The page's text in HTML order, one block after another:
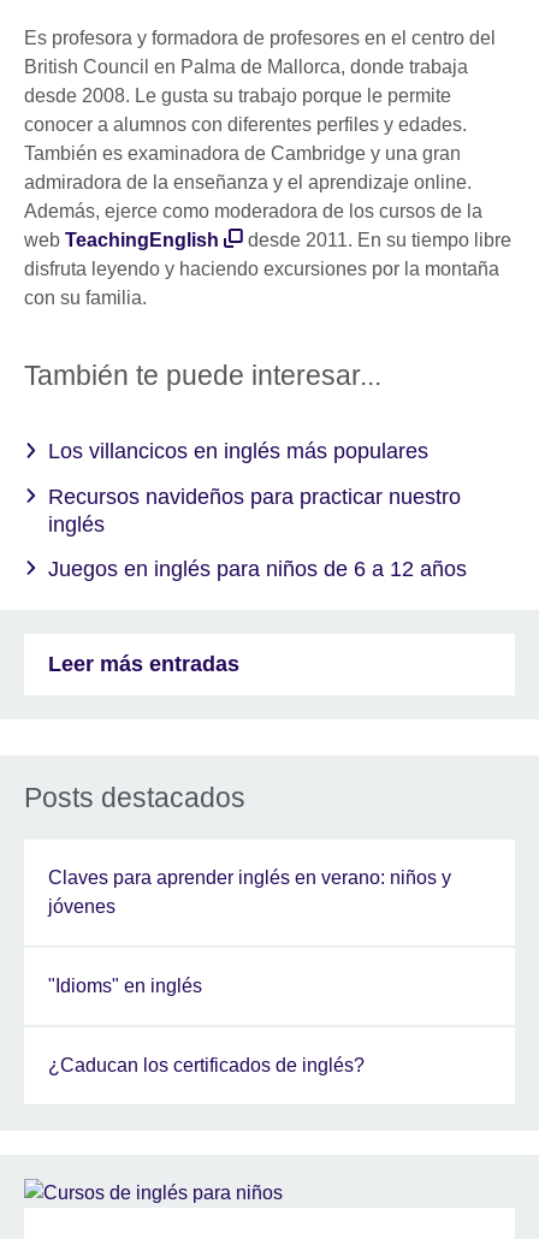
Es profesora y formadora de profesores en el centro del
British Council en Palma de Mallorca, donde trabaja
desde 2008. Le gusta su trabajo porque le permite
conocer a alumnos con diferentes perfiles y edades.
También es examinadora de Cambridge y una gran
admiradora de la enseñanza y el aprendizaje online.
Además, ejerce como moderadora de los cursos de la
web TeachingEnglish
desde 2011. En su tiempo libre
disfruta leyendo y haciendo excursiones por la montaña
con su familia.
También te puede interesar...
Los villancicos en inglés más populares
Recursos navideños para practicar nuestro
inglés
Juegos en inglés para niños de 6 a 12 años
Leer más entradas
Posts destacados
Claves para aprender inglés en verano: niños y
jóvenes
"Idioms" en inglés
¿Caducan los certificados de inglés?